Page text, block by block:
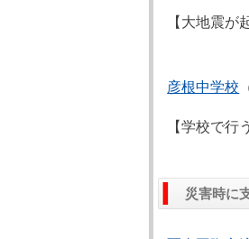
【大地震が
彦根中学校
【学校で行
災害時に